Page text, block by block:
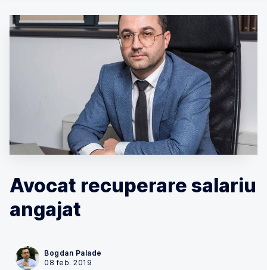
Search Avocat Bogdan Palade
Avocat recuperare salariu
angajat
Bogdan Palade
08 feb. 2019